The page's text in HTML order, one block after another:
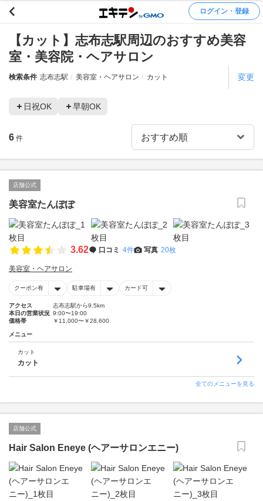
ログイン・登録
【カット】志布志駅周辺のおすすめ美容
室・美容院・ヘアサロン
検索条件 志布志駅 美容室・ヘアサロン カット 変更
日祝OK 早朝OK
6 件
店舗公式
美容室たんぽぽ
3.62 口コミ 4件 写真 20枚
美容室・ヘアサロン
クーポン有 駐車場有 カード可
アクセス
志布志駅から9.5km
本日の営業状況 9:00〜19:00
価格帯
￥11,000〜￥28,600
メニュー
カット
カット
全てのメニューを見る
店舗公式
Hair Salon Eneye (ヘアーサロンエニー)